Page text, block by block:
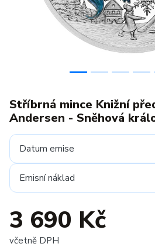
Stříbrná mince Knižní
Andersen - Sněhová
Datum emise
Emisní náklad
3 690 Kč
včetně DPH